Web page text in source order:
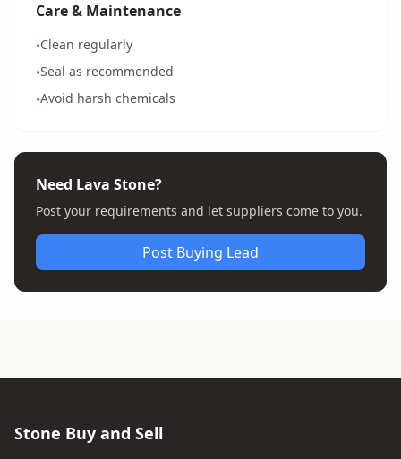
Care & Maintenance
•Clean regularly
•Seal as recommended
•Avoid harsh chemicals
Need Lava Stone?
Post your requirements and let suppliers come to you.
Post Buying Lead
Stone Buy and Sell